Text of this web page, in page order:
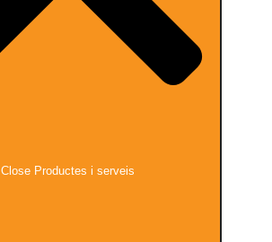
Close Productes i serveis